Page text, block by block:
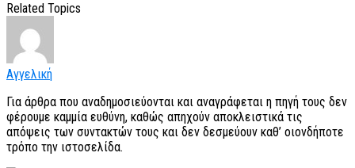
Related Topics
Αγγελική
Για άρθρα που αναδημοσιεύονται και αναγράφεται η πηγή τους δεν
φέρουμε καμμία ευθύνη, καθώς απηχούν αποκλειστικά τις
απόψεις των συντακτών τους και δεν δεσμεύουν καθ’ οιονδήποτε
τρόπο την ιστοσελίδα.